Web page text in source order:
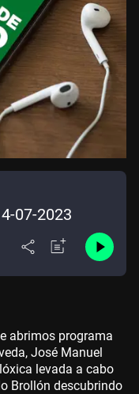
07-2023
abrimos programa
José Manuel
levada a cabo
Brollón descubrindo